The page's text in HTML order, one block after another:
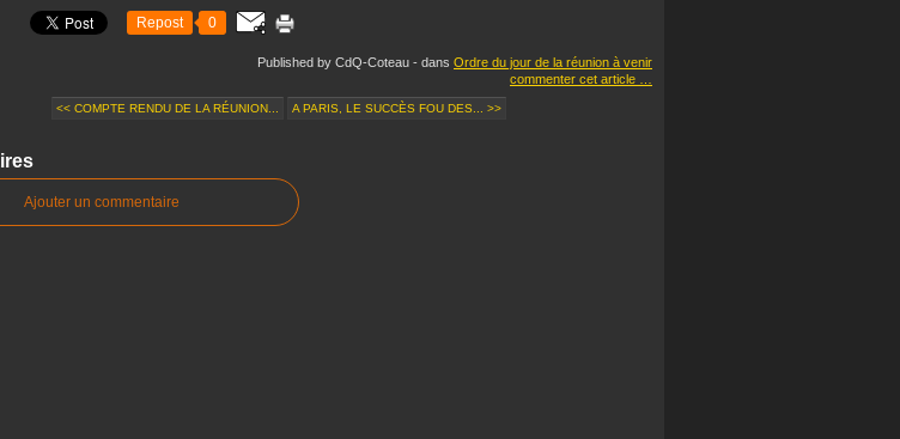
Repost 0
Published by CdQ-Coteau - dans Ordre du jour de la réunion à venir
commenter cet article
<< COMPTE RENDU DE LA RÉUNION... A PARIS, LE SUCCÈS FOU DES... >>
Ajouter un commentaire